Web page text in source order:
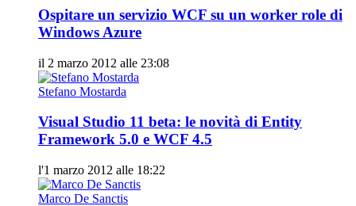
Ospitare un servizio WCF su un worker role di
Windows Azure
il 2 marzo 2012 alle 23:08
Stefano Mostarda
Visual Studio 11 beta: le novità di Entity
Framework 5.0 e WCF 4.5
l'1 marzo 2012 alle 18:22
Marco De Sanctis